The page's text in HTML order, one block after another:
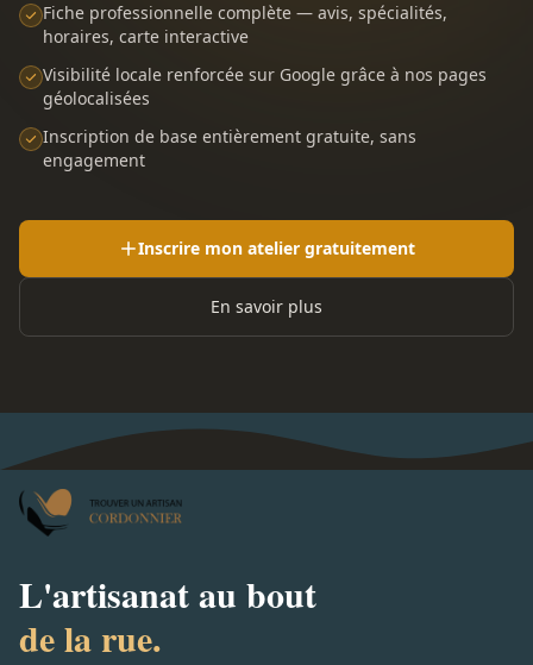
Fiche professionnelle complète — avis, spécialités,
horaires, carte interactive
Visibilité locale renforcée sur Google grâce à nos pages
géolocalisées
Inscription de base entièrement gratuite, sans
engagement
Inscrire mon atelier gratuitement
En savoir plus
L'artisanat au bout
de la rue.